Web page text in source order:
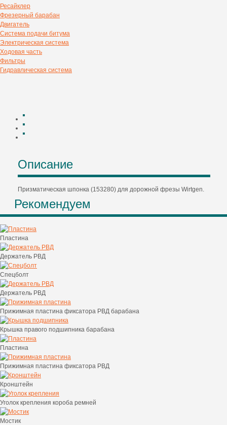
Ресайклер
Фрезерный барабан
Двигатель
Система подачи битума
Электрическая система
Ходовая часть
Фильтры
Гидравлическая система
Описание
Призматическая шпонка (153280) для дорожной фрезы Wirtgen.
Рекомендуем
Пластина
Держатель РВД
Спецболт
Держатель РВД
Прижимная пластина фиксатора РВД барабана
Крышка правого подшипника барабана
Пластина
Прижимная пластина фиксатора РВД
Кронштейн
Уголок крепления короба ремней
Мостик